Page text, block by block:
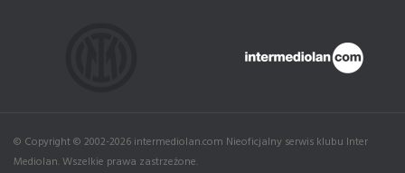
© Copyright © 2002-2026 intermediolan.com Nieoficjalny serwis klubu Inter
Mediolan. Wszelkie prawa zastrzeżone.